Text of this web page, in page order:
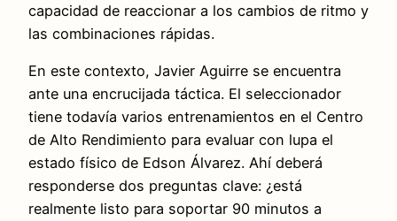
capacidad de reaccionar a los cambios de ritmo y
las combinaciones rápidas.
En este contexto, Javier Aguirre se encuentra
ante una encrucijada táctica. El seleccionador
tiene todavía varios entrenamientos en el Centro
de Alto Rendimiento para evaluar con lupa el
estado físico de Edson Álvarez. Ahí deberá
responderse dos preguntas clave: ¿está
realmente listo para soportar 90 minutos a